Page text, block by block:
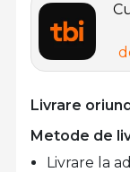
Livrare
Metode de
Livrare la